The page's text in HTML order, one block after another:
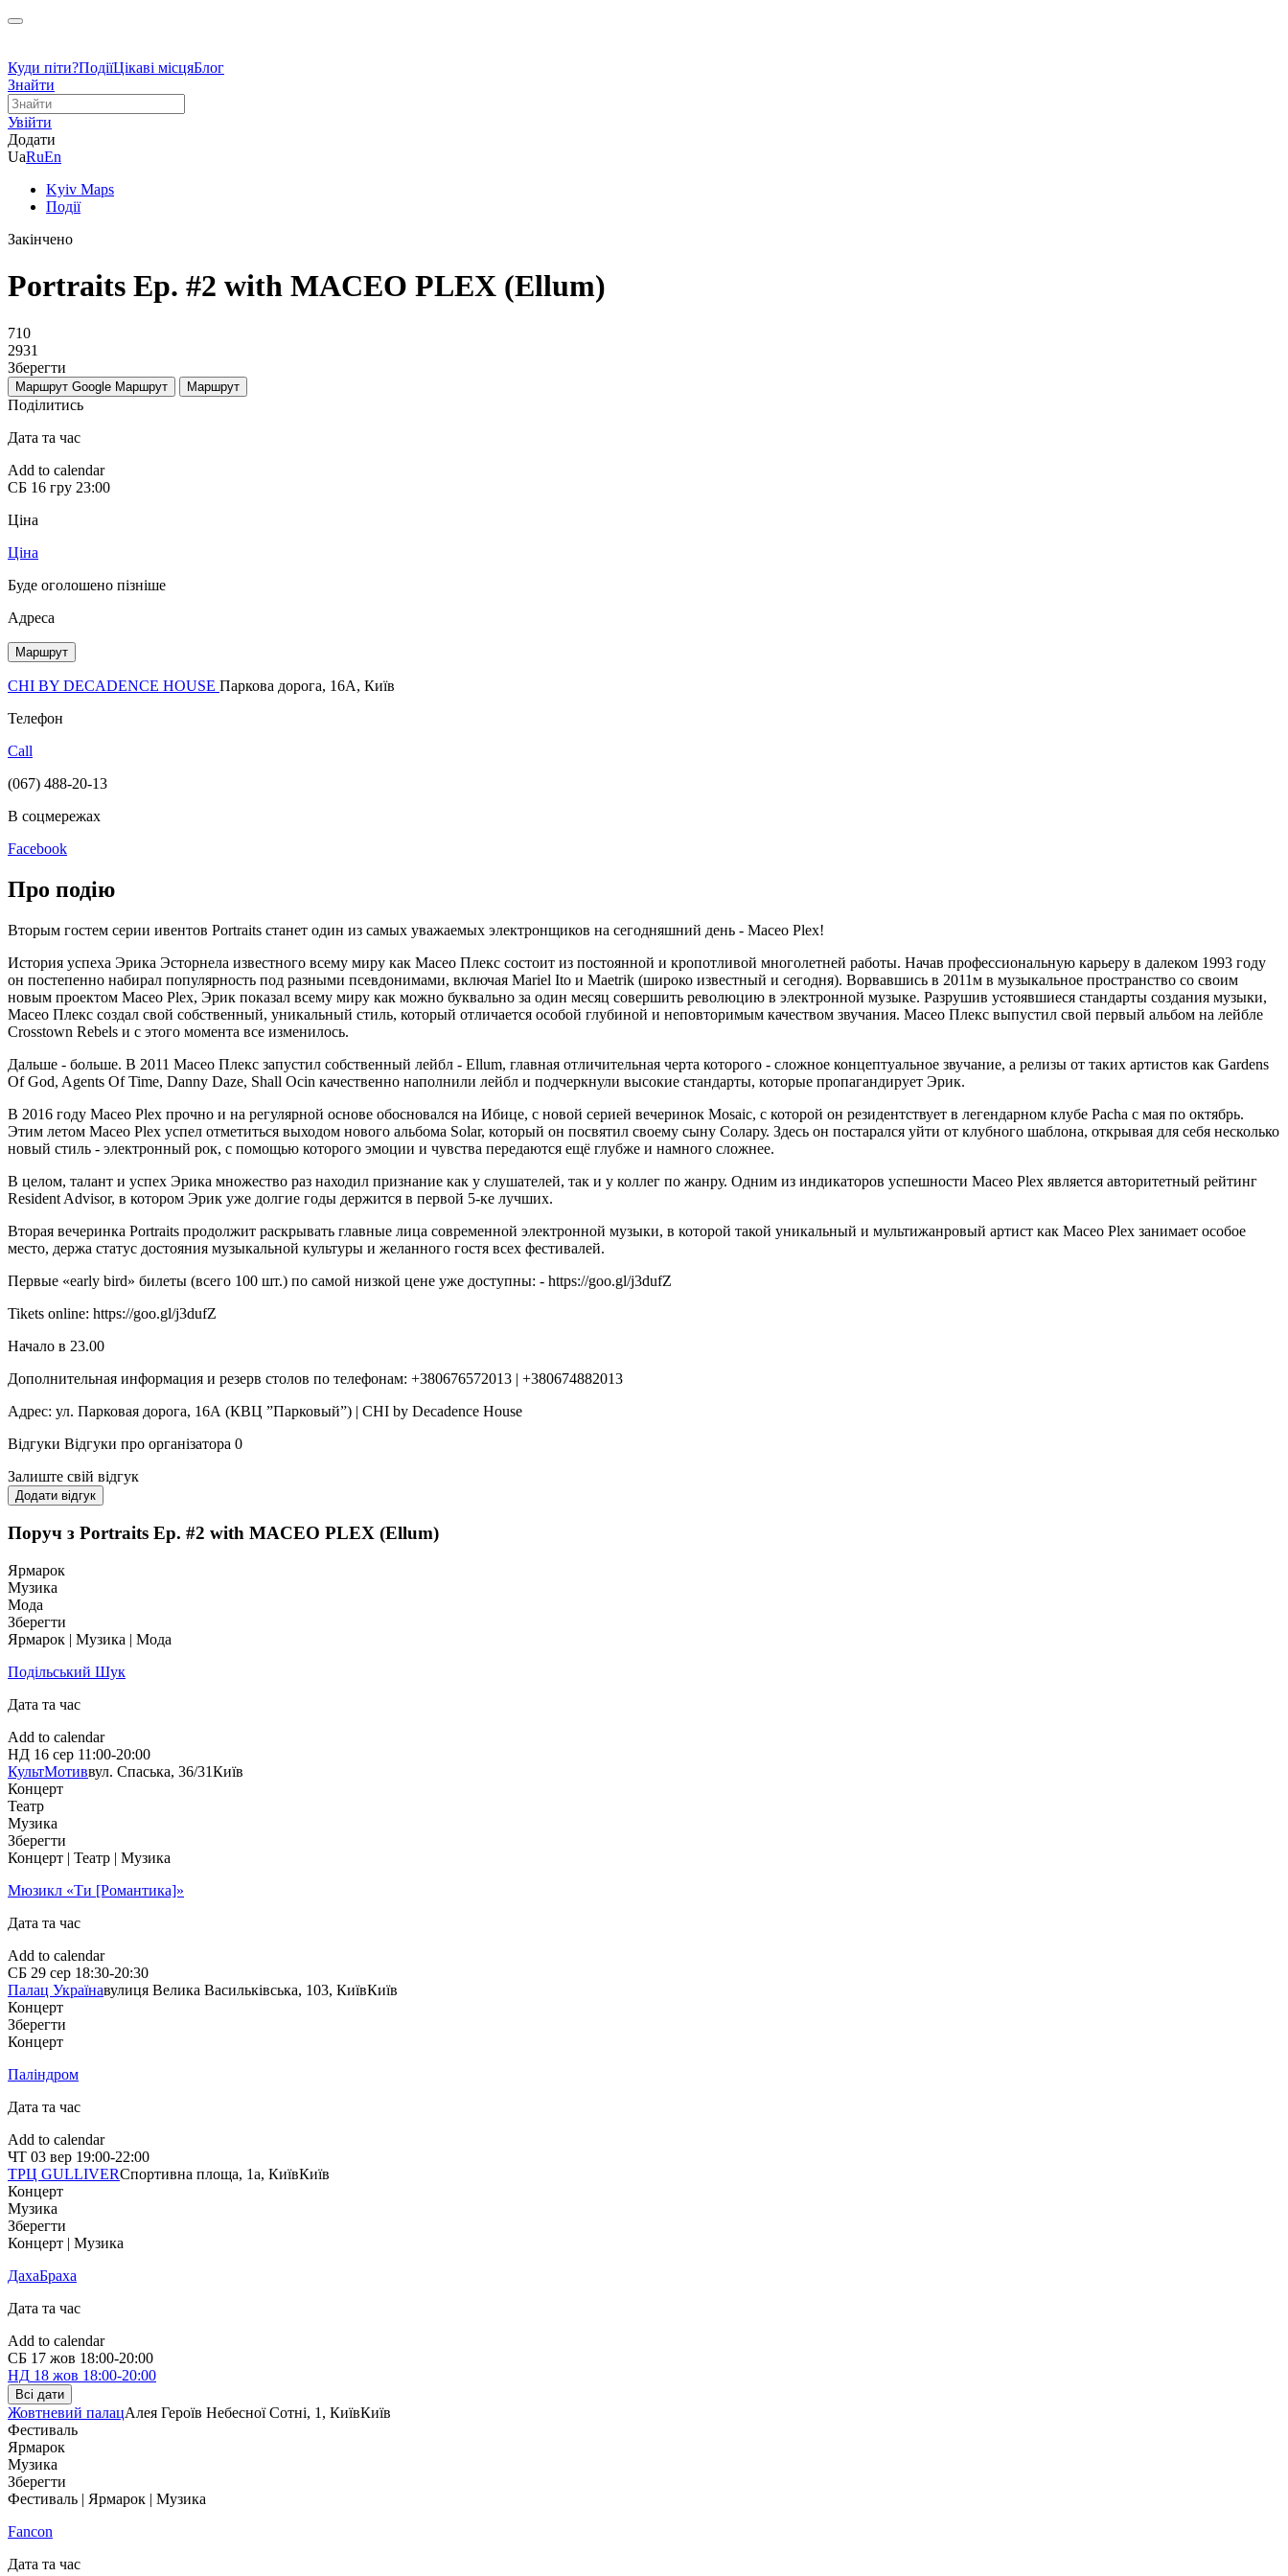
Куди піти?ПодіїЦікаві місцяБлог
Знайти
Увійти
Додати
UaRuEn
Kyiv Maps
Події
Закінчено
Portraits Ep. #2 with MACEO PLEX (Ellum)
710
2931
Зберегти
Маршрут Google Маршрут Маршрут
Поділитись
Дата та час
Add to calendar
СБ 16 гру 23:00
Ціна
Ціна
Буде оголошено пізніше
Адреса
Маршрут
CHI BY DECADENCE HOUSE Паркова дорога, 16А, Київ
Телефон
Call
(067) 488-20-13
В соцмережах
Facebook
Про подію
Вторым гостем серии ивентов Portraits станет один из самых уважаемых электронщиков на сегодняшний день - Maceo Plex!
История успеха Эрика Эсторнела известного всему миру как Маcео Плекс состоит из постоянной и кропотливой многолетней работы. Начав профессиональную карьеру в далеком 1993 году
он постепенно набирал популярность под разными псевдонимами, включая Mariel Ito и Maetrik (широко известный и сегодня). Ворвавшись в 2011м в музыкальное пространство со своим
новым проектом Maceo Plex, Эрик показал всему миру как можно буквально за один месяц совершить революцию в электронной музыке. Разрушив устоявшиеся стандарты создания музыки,
Масео Плекс создал свой собственный, уникальный стиль, который отличается особой глубиной и неповторимым качеством звучания. Масео Плекс выпустил свой первый альбом на лейбле
Crosstown Rebels и с этого момента все изменилось.
Дальше - больше. В 2011 Масео Плекс запустил собственный лейбл - Ellum, главная отличительная черта которого - сложное концептуальное звучание, а релизы от таких артистов как Gardens
Of God, Agents Of Time, Danny Daze, Shall Ocin качественно наполнили лейбл и подчеркнули высокие стандарты, которые пропагандирует Эрик.
В 2016 году Maceo Plex прочно и на регулярной основе обосновался на Ибице, с новой серией вечеринок Mosaic, с которой он резидентствует в легендарном клубе Pacha с мая по октябрь.
Этим летом Maceo Plex успел отметиться выходом нового альбома Solar, который он посвятил своему сыну Солару. Здесь он постарался уйти от клубного шаблона, открывая для себя несколько
новый стиль - электронный рок, с помощью которого эмоции и чувства передаются ещё глубже и намного сложнее.
В целом, талант и успех Эрика множество раз находил признание как у слушателей, так и у коллег по жанру. Одним из индикаторов успешности Maceo Plex является авторитетный рейтинг
Resident Advisor, в котором Эрик уже долгие годы держится в первой 5-ке лучших.
Вторая вечеринка Portraits продолжит раскрывать главные лица современной электронной музыки, в которой такой уникальный и мультижанровый артист как Maceo Plex занимает особое
место, держа статус достояния музыкальной культуры и желанного гостя всех фестивалей.
Первые «early bird» билеты (всего 100 шт.) по самой низкой цене уже доступны: - https://goo.gl/j3dufZ
Tikets online: https://goo.gl/j3dufZ
Начало в 23.00
Дополнительная информация и резерв столов по телефонам: +380676572013 | +380674882013
Адрес: ул. Парковая дорога, 16А (КВЦ ”Парковый”) | CHI by Decadence House
Відгуки Відгуки про організатора 0
Залиште свій відгук
Додати відгук
Поруч з Portraits Ep. #2 with MACEO PLEX (Ellum)
Ярмарок
Музика
Мода
Зберегти
Ярмарок | Музика | Мода
Подільський Шук
Дата та час
Add to calendar
НД 16 сер 11:00-20:00
КультМотиввул. Спаська, 36/31Київ
Концерт
Театр
Музика
Зберегти
Концерт | Театр | Музика
Мюзикл «Ти [Романтика]»
Дата та час
Add to calendar
СБ 29 сер 18:30-20:30
Палац Українавулиця Велика Васильківська, 103, КиївКиїв
Концерт
Зберегти
Концерт
Паліндром
Дата та час
Add to calendar
ЧТ 03 вер 19:00-22:00
ТРЦ GULLIVERСпортивна площа, 1a, КиївКиїв
Концерт
Музика
Зберегти
Концерт | Музика
ДахаБраха
Дата та час
Add to calendar
СБ 17 жов 18:00-20:00
НД 18 жов 18:00-20:00
Всі дати
Жовтневий палацАлея Героїв Небесної Сотні, 1, КиївКиїв
Фестиваль
Ярмарок
Музика
Зберегти
Фестиваль | Ярмарок | Музика
Fancon
Дата та час